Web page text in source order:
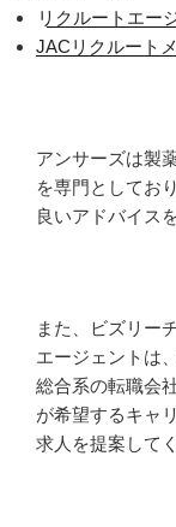
リクルートエー
JACリクルート
アンサーズは製
を専門としてお
良いアドバイス
また、ビズリー
エージェントは
総合系の転職会
が希望するキャ
求人を提案して